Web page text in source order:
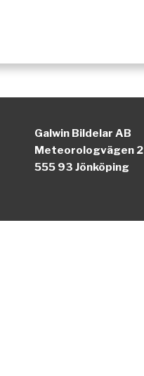
Galwin Bildelar AB
Meteorologvägen 2
555 93 Jönköping